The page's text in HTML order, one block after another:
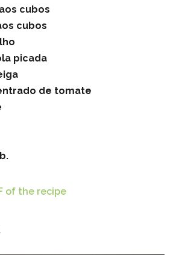
cubos
cubos
picada
de tomate
of the recipe